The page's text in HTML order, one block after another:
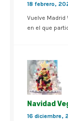
18 febrero,
Vuelve Madrid
en el que
Navidad
16 diciembre,